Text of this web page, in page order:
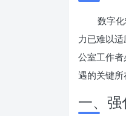
数字
力已难以适
公室工作
遇的关键所
一、